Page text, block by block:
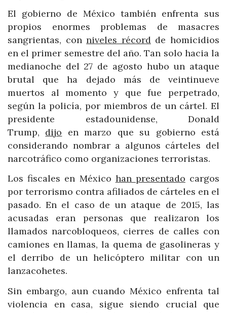
El gobierno de México también enfrenta sus
propios enormes problemas de masacres
sangrientas, conniveles récordde homicidios
en el primer semestre del año. Tan solo hacia la
medianoche del 27 de agosto hubo un ataque
brutal que ha dejado más de veintinueve
muertos al momento y que fue perpetrado,
según la policía, por miembros de un cártel. El
presidente estadounidense, Donald
Trump, dijo en marzo que su gobierno está
considerando nombrar a algunos cárteles del
narcotráfico como organizaciones terroristas.
Los fiscales en México han presentado cargos
por terrorismo contra afiliados de cárteles en el
pasado. En el caso de un ataque de 2015, las
acusadas eran personas que realizaron los
llamados narcobloqueos, cierres de calles con
camiones en llamas, la quema de gasolineras y
el derribo de un helicóptero militar con un
lanzacohetes.
Sin embargo, aun cuando México enfrenta tal
violencia en casa, sigue siendo crucial que